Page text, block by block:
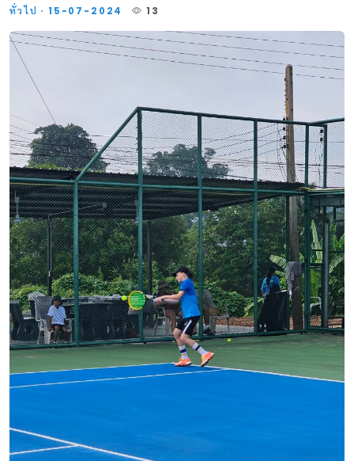
ทั่วไป · 15-07-2024 13